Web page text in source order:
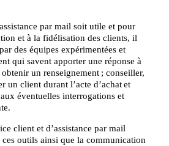
par mail soit utile et pour
et à la fidélisation des clients, il
des équipes expérimentées et
qui savent apporter une réponse à
un renseignement ; conseiller,
un client durant l’acte d’achat et
éventuelles interrogations et
client et d’assistance par mail
outils ainsi que la communication